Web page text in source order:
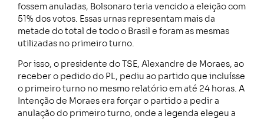
fossem anuladas, Bolsonaro teria vencido a eleição com
51% dos votos. Essas urnas representam mais da
metade do total de todo o Brasil e foram as mesmas
utilizadas no primeiro turno.
Por isso, o presidente do TSE, Alexandre de Moraes, ao
receber o pedido do PL, pediu ao partido que incluísse
o primeiro turno no mesmo relatório em até 24 horas. A
Intenção de Moraes era forçar o partido a pedir a
anulação do primeiro turno, onde a legenda elegeu a